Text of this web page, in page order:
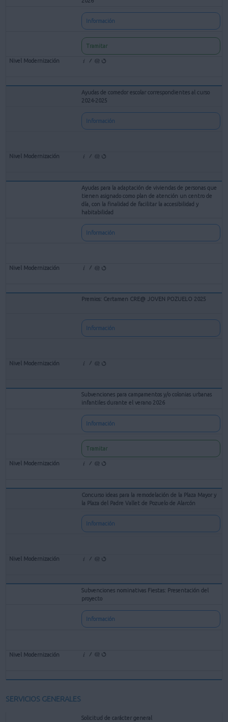
Información
Tramitar
Ayudas de comedor escolar correspondientes al curso
2024-2025
Información
Ayudas para la adaptación de viviendas de personas que
tienen asignado como plan de atención un centro de
día, con la finalidad de facilitar la accesibilidad y
habitabilidad
Información
Premios: Certamen CRE@ JOVEN POZUELO 2025
Información
Subvenciones para campamentos y/o colonias urbanas
infantiles durante el verano 2026
Información
Tramitar
Concurso ideas para la remodelación de la Plaza Mayor y
la Plaza del Padre Vallet de Pozuelo de Alarcón
Información
Subvenciones nominativas Fiestas: Presentación del
proyecto
Información
SERVICIOS GENERALES
Solicitud de carácter general